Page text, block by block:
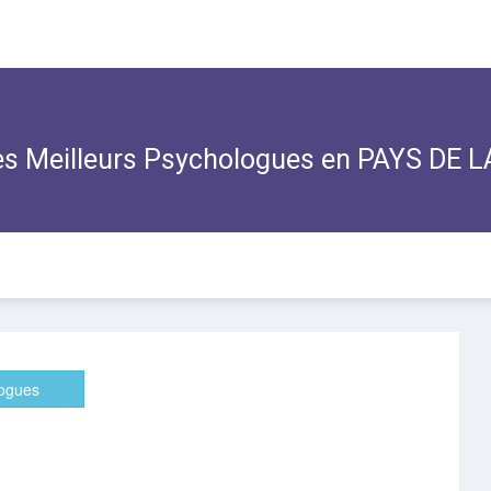
Meilleurs Psychologues en PAYS DE